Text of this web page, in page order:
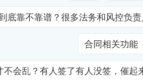
靠不靠谱？很多法务和风控
合同相关功能
会乱？有人签了有人没签，催